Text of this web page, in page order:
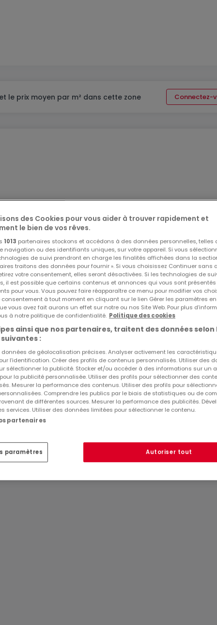
le prix moyen par m² dans cette zone Connectez-
construction à NZEB (Nearly Zero Energy Building)
lotissement Cité Eenchen à Consdorf.
et dispose d’une surface totale de 220m2.
peut accueillir deux voitures, un emplacement de
un local technique/rangement et un lumineux salon
et au jardin.
un rangement, une salle de bains et de 3 chambres à
et une 2e salle de bain privative.
de l’Enregistrement.
RéfAgence
des Cookies pour vous aider à trouver rapidement et
le bien de vos rêves.
1013 partenaires stockons et accédons à des données personnelles, telles
navigation ou des identifiants uniques, sur votre appareil. Si vous
de suivi prendront en charge les finalités affichées dans la
traitons des données pour fournir ». Si vous choisissez Continuer sans
votre consentement, elles seront désactivées. Si les technologies de
il est possible que certains contenus et annonces qui vous sont
pour vous. Vous pouvez faire réapparaître ce menu pour modifier vos
consentement à tout moment en cliquant sur le lien Gérer les paramètres
vous avez fait aurons un effet sur notre ou nos Site Web. Pour plus
à notre politique de confidentialité. Politique des cookies
ainsi que nos partenaires, traitent des données selon
:
données de géolocalisation précises. Analyser activement les
l’identification. Créer des profils de contenus personnalisés. Utiliser des
sélectionner la publicité. Stocker et/ou accéder à des informations sur un
la publicité personnalisée. Utiliser des profils pour sélectionner des
Mesurer la performance des contenus. Utiliser des profils pour
Comprendre les publics par le biais de statistiques ou de
de différentes sources. Mesurer la performance des publicités.
services. Utiliser des données limitées pour sélectionner le contenu.
partenaires
paramètres Autoriser tout